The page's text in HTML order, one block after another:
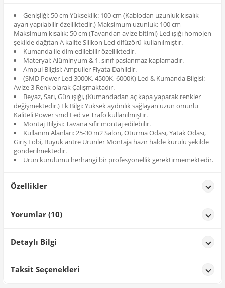
Genişliği: 50 cm Yükseklik: 100 cm (Kablodan uzunluk kısalık
ayarı yapılabilir özelliktedir.) Maksimum uzunluk: 100 cm
Maksimum kısalık: 50 cm (Tavandan avize bitimi) Led ışığı homojen
şekilde dağıtan A kalite Silikon Led difüzörü kullanılmıştır.
Kumanda ile dim edilebilir özelliktedir.
Materyal: Alüminyum & 1. sınıf paslanmaz kaplamadır.
Ampul Bilgisi: Ampuller Fiyata Dahildir.
(SMD Power Led 3000K, 4500K, 6000K) Led & Kumanda Bilgisi:
Avize 3 Renk olarak Çalışmaktadır.
Beyaz, Sarı, Gün ışığı, (Kumandadan aç kapa yaparak renkler
değişmektedir.) Ek Bilgi: Yüksek aydınlık sağlayan uzun ömürlü
Kaliteli Power smd Led ve Trafo kullanılmıştır.
Montaj Bilgisi: Tavana sıfır montaj edilebilir.
Kullanım Alanları: 25-30 m2 Salon, Oturma Odası, Yatak Odası,
Giriş Lobi, Büyük antre Ürünler Montaja hazır halde kurulu şekilde
gönderilmektedir.
Ürün kurulumu herhangi bir profesyonellik gerektirmemektedir.
Özellikler
Yorumlar (10)
Detaylı Bilgi
Ürün Detayları;
Taksit Seçenekleri